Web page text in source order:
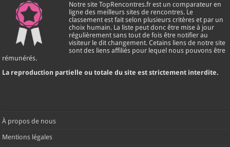
Notre site TopRencontres.fr est un comparateur en
ligne des meilleurs sites de rencontres. Le
classement est fait selon plusieurs critères et par un
choix humain. La liste peut donc être mise à jour
régulièrement sans tout de fois être notifier au
visiteur le dit changement. Cetains liens de notre site
sont des liens affiliés pour lequel nous pouvons être
rémunérés.
La reproduction partielle ou totale du site est strictement interdite.
À propos de nous
Mentions légales